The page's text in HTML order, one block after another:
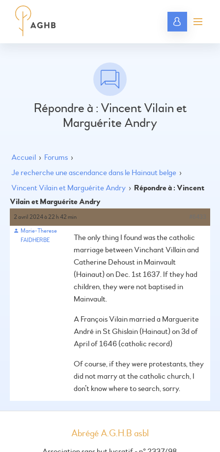
Répondre à : Vincent Vilain et
Marguérite Andry
Accueil › Forums ›
Je recherche une ascendance dans le Hainaut belge ›
Vincent Vilain et Marguérite Andry › Répondre à : Vincent
Vilain et Marguérite Andry
2 avril 2024 à 22 h 42 min
Marie-Therese
FAIDHERBE
The only thing I found was the catholic
marriage between Vinchant Villain and
Catherine Dehoust in Mainvault
(Hainaut) on Dec. 1st 1637. If they had
children, they were not baptised in
Mainvault.
A François Vilain married a Marguerite
André in St Ghislain (Hainaut) on 3d of
April of 1646 (catholic record)
Of course, if they were protestants, they
did not marry at the catholic church, I
don’t know where to search, sorry.
Abrégé A.G.H.B asbl